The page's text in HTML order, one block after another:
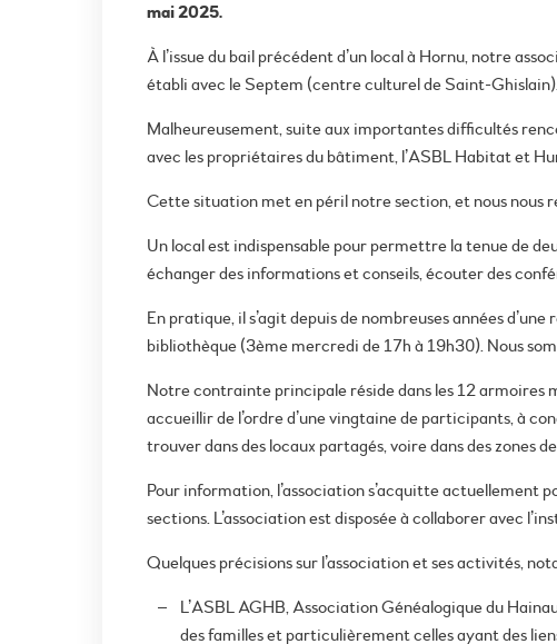
mai 2025.
À l’issue du bail précédent d’un local à Hornu, notre
établi avec le Septem (centre culturel de Saint-
Malheureusement, suite aux importantes difficultés
avec les propriétaires du bâtiment, l’ASBL Habitat et
Cette situation met en péril notre section, et nous nous
Un local est indispensable pour permettre la tenue de
échanger des informations et conseils, écouter des
En pratique, il s’agit depuis de nombreuses années
bibliothèque (3ème mercredi de 17h à 19h30). Nous
Notre contrainte principale réside dans les 12 armoires
accueillir de l’ordre d’une vingtaine de participants, à
trouver dans des locaux partagés, voire dans des zones
Pour information, l’association s’acquitte actuellement
sections. L’association est disposée à collaborer avec
Quelques précisions sur l’association et ses activités,
L’ASBL AGHB, Association Généalogique du
des familles et particulièrement celles ayant des